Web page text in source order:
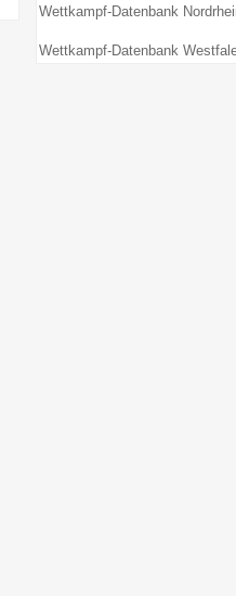
Wettkampf-Datenbank
Wettkampf-Datenbank